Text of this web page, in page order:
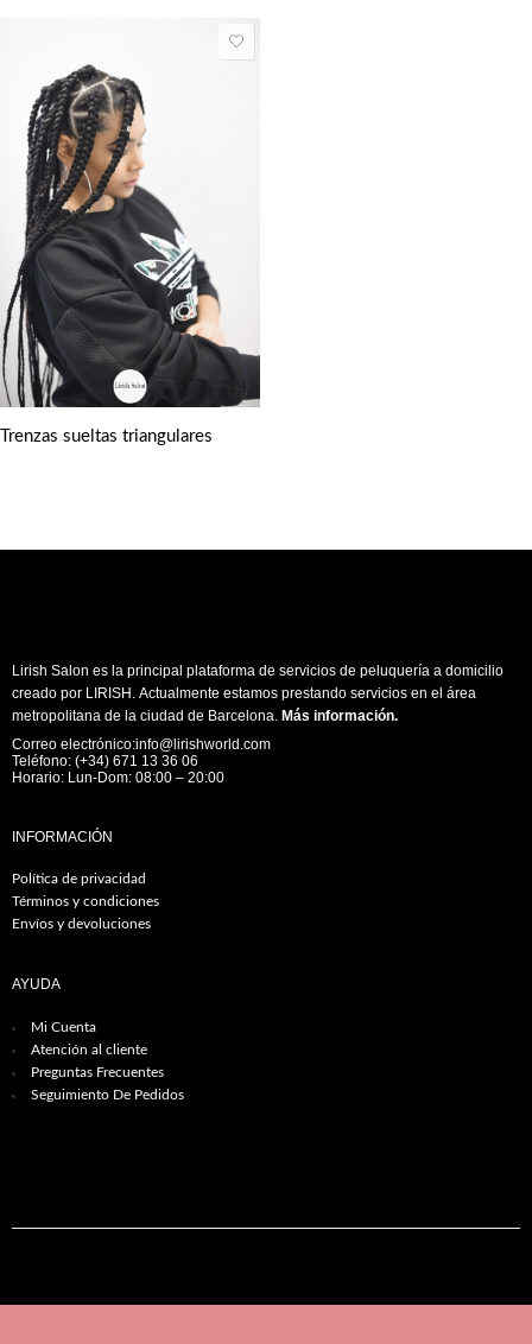
Trenzas sueltas triangulares
Lirish Salon es la principal plataforma de servicios de peluquería a domicilio
creado por LIRISH. Actualmente estamos prestando servicios en el área
metropolitana de la ciudad de Barcelona. Más información.
Correo electrónico:info@lirishworld.com
Teléfono: (+34) 671 13 36 06
Horario: Lun-Dom: 08:00 – 20:00
INFORMACIÓN
Política de privacidad
Términos y condiciones
Envíos y devoluciones
AYUDA
Mi Cuenta
Atención al cliente
Preguntas Frecuentes
Seguimiento De Pedidos